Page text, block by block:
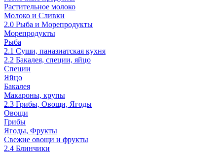
Растительное молоко
Молоко и Сливки
2.0 Рыба и Морепродукты
Морепродукты
Рыба
2.1 Суши, паназиатская кухня
2.2 Бакалея, специи, яйцо
Специи
Яйцо
Бакалея
Макароны, крупы
2.3 Грибы, Овощи, Ягоды
Овощи
Грибы
Ягоды, Фрукты
Свежие овощи и фрукты
2.4 Блинчики